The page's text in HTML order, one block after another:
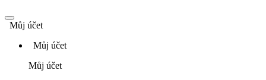
Můj účet
Můj účet
Můj účet